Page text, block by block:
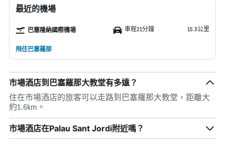
最近的機場
巴塞隆納國際機場 車程21分鐘 15.3公里
飛往巴塞羅那
市場酒店到巴塞羅那大教堂有多遠？
住在市場酒店的旅客可以走路到巴塞羅那大教堂，距離大
約1.6km。
市場酒店在Palau Sant Jordi附近嗎？